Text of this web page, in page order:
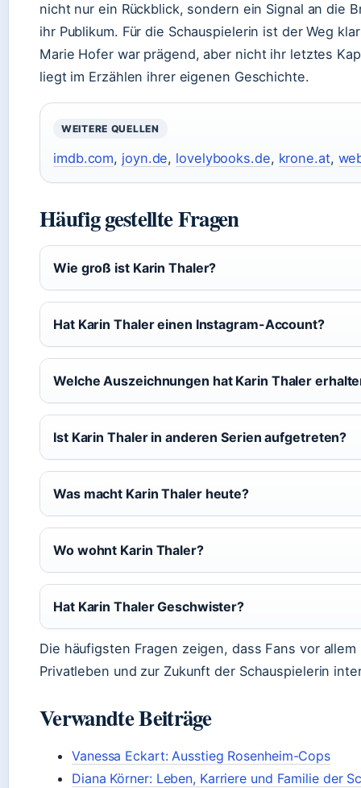
nicht nur ein Rückblick, sondern ein Signal an die
ihr Publikum. Für die Schauspielerin ist der Weg
Marie Hofer war prägend, aber nicht ihr letztes
liegt im Erzählen ihrer eigenen Geschichte.
WEITERE QUELLEN
imdb.com, joyn.de, lovelybooks.de, krone.at,
Häufig gestellte Fragen
Wie groß ist Karin Thaler?
Hat Karin Thaler einen Instagram-Account?
Welche Auszeichnungen hat Karin Thaler
Ist Karin Thaler in anderen Serien aufgetreten?
Was macht Karin Thaler heute?
Wo wohnt Karin Thaler?
Hat Karin Thaler Geschwister?
Die häufigsten Fragen zeigen, dass Fans vor allem
Privatleben und zur Zukunft der Schauspielerin
Verwandte Beiträge
Vanessa Eckart: Ausstieg Rosenheim-Cops
Diana Körner: Leben, Karriere und Familie der